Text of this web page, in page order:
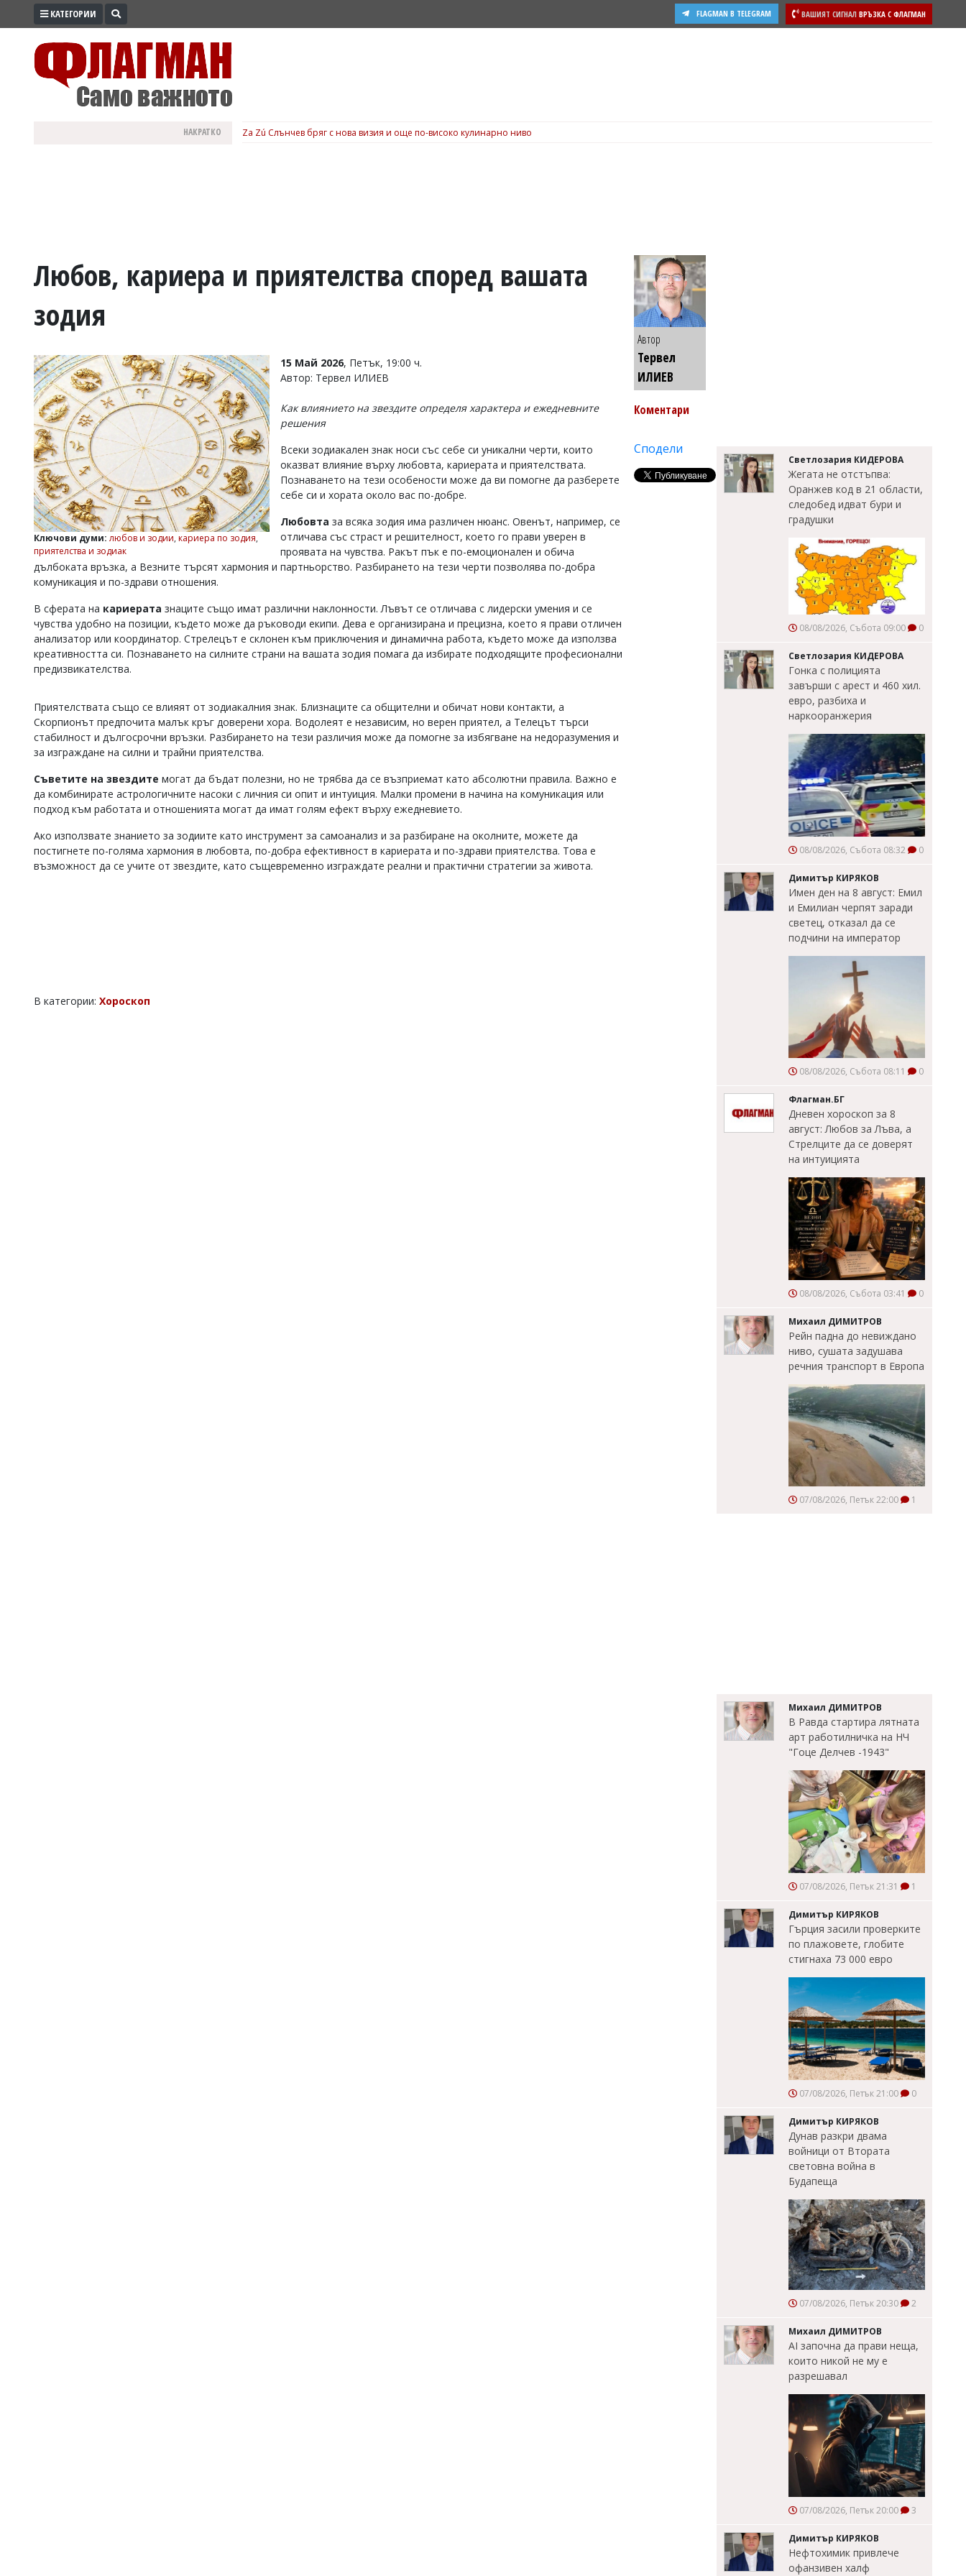
ПРОМО
ВОЙНАТА
УКРАЙНА
РАЗСЛЕДВАНЕ
БИЗНЕС
Управители:
Веселин
Василев,
v.vasilev@flagman.bg
Касабова,
k.kassabova@flagman.bg
Главен
редактор:
office@flagman.bg
Коментарите
въвеждат
читателите
отговорност
откриете
обиден
КАТЕГОРИИ ВАШИЯТ СИГНАЛ ВРЪЗКА С ФЛАГМАН
FLAGMAN В TELEGRAM
НАКРАТКО Za Zú Слънчев бряг с нова визия и още по-високо кулинарно ниво
Любов, кариера и приятелства според вашата
зодия
Ключови думи: любов и зодии, кариера по зодия,
приятелства и зодиак
15 Май 2026, Петък, 19:00 ч.
Автор: Тервел ИЛИЕВ
Как влиянието на звездите определя характера и ежедневните
решения
Всеки зодиакален знак носи със себе си уникални черти, които
оказват влияние върху любовта, кариерата и приятелствата.
Познаването на тези особености може да ви помогне да разберете
себе си и хората около вас по-добре.
Любовта за всяка зодия има различен нюанс. Овенът, например, се
отличава със страст и решителност, което го прави уверен в
проявата на чувства. Ракът пък е по-емоционален и обича
дълбоката връзка, а Везните търсят хармония и партньорство. Разбирането на тези черти позволява по-добра
комуникация и по-здрави отношения.
В сферата на кариерата знаците също имат различни наклонности. Лъвът се отличава с лидерски умения и се
чувства удобно на позиции, където може да ръководи екипи. Дева е организирана и прецизна, което я прави отличен
анализатор или координатор. Стрелецът е склонен към приключения и динамична работа, където може да използва
креативността си. Познаването на силните страни на вашата зодия помага да избирате подходящите професионални
предизвикателства.
Приятелствата също се влияят от зодиакалния знак. Близнаците са общителни и обичат нови контакти, а
Скорпионът предпочита малък кръг доверени хора. Водолеят е независим, но верен приятел, а Телецът търси
стабилност и дългосрочни връзки. Разбирането на тези различия може да помогне за избягване на недоразумения и
за изграждане на силни и трайни приятелства.
Съветите на звездите могат да бъдат полезни, но не трябва да се възприемат като абсолютни правила. Важно е
да комбинирате астрологичните насоки с личния си опит и интуиция. Малки промени в начина на комуникация или
подход към работата и отношенията могат да имат голям ефект върху ежедневието.
Ако използвате знанието за зодиите като инструмент за самоанализ и за разбиране на околните, можете да
постигнете по-голяма хармония в любовта, по-добра ефективност в кариерата и по-здрави приятелства. Това е
възможност да се учите от звездите, като същевременно изграждате реални и практични стратегии за живота.
В категории: Хороскоп
Автор
Тервел
ИЛИЕВ
Коментари
Сподели
Светлозария КИДЕРОВА
Жегата не отстъпва:
Оранжев код в 21 области,
следобед идват бури и
градушки
08/08/2026, Събота 09:00 0
Светлозария КИДЕРОВА
Гонка с полицията
завърши с арест и 460 хил.
евро, разбиха и
наркооранжерия
08/08/2026, Събота 08:32 0
Димитър КИРЯКОВ
Имен ден на 8 август: Емил
и Емилиан черпят заради
светец, отказал да се
подчини на император
08/08/2026, Събота 08:11 0
Флагман.БГ
Дневен хороскоп за 8
август: Любов за Лъва, а
Стрелците да се доверят
на интуицията
08/08/2026, Събота 03:41 0
Михаил ДИМИТРОВ
Рейн падна до невиждано
ниво, сушата задушава
речния транспорт в Европа
07/08/2026, Петък 22:00 1
Михаил ДИМИТРОВ
В Равда стартира лятната
арт работилничка на НЧ
"Гоце Делчев -1943"
07/08/2026, Петък 21:31 1
Димитър КИРЯКОВ
Гърция засили проверките
по плажовете, глобите
стигнаха 73 000 евро
07/08/2026, Петък 21:00 0
Димитър КИРЯКОВ
Дунав разкри двама
войници от Втората
световна война в
Будапеща
07/08/2026, Петък 20:30 2
Михаил ДИМИТРОВ
AI започна да прави неща,
които никой не му е
разрешавал
07/08/2026, Петък 20:00 3
Димитър КИРЯКОВ
Нефтохимик привлече
офанзивен халф